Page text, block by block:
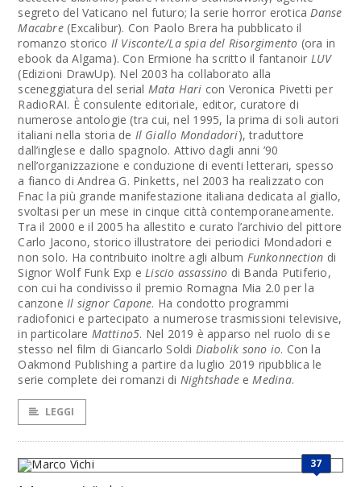
segreto del Vaticano nel futuro; la serie horror eroticaDanse
Macabre(Excalibur). Con Paolo Brera ha pubblicato il
romanzo storico Il Visconte/La spia del Risorgimento (ora in
ebook da Algama). Con Ermione ha scritto il fantanoir LUV
(Edizioni DrawUp). Nel 2003 ha collaborato alla
sceneggiatura del serial Mata Hari con Veronica Pivetti per
RadioRAI. È consulente editoriale, editor, curatore di
numerose antologie (tra cui, nel 1995, la prima di soli autori
italiani nella storia de Il Giallo Mondadori), traduttore
dall’inglese e dallo spagnolo. Attivo dagli anni ’90
nell’organizzazione e conduzione di eventi letterari, spesso
a fianco di Andrea G. Pinketts, nel 2003 ha realizzato con
Fnac la più grande manifestazione italiana dedicata al giallo,
svoltasi per un mese in cinque città contemporaneamente.
Tra il 2000 e il 2005 ha allestito e curato l’archivio del pittore
Carlo Jacono, storico illustratore dei periodici Mondadori e
non solo. Ha contribuito inoltre agli album Funkonnection di
Signor Wolf Funk Exp eLiscio assassino di Banda Putiferio,
con cui ha condivisso il premio Romagna Mia 2.0 per la
canzoneIl signor Capone. Ha condotto programmi
radiofonici e partecipato a numerose trasmissioni televisive,
in particolare Mattino5. Nel 2019 è apparso nel ruolo di se
stesso nel film di Giancarlo Soldi Diabolik sono io. Con la
Oakmond Publishing a partire da luglio 2019 ripubblica le
serie complete dei romanzi di NightshadeeMedina.
LEGGI
37